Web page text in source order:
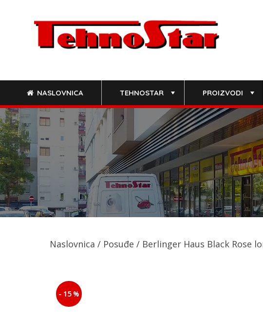
NASLOVNICA TEHNOSTAR PROIZVODI
Naslovnica / Posuđe / Berlinger Haus Black Rose
- 15 %